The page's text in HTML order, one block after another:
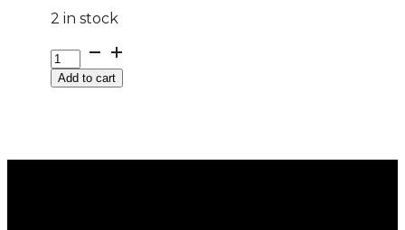
2 in stock
245/40
R
19Add to cart